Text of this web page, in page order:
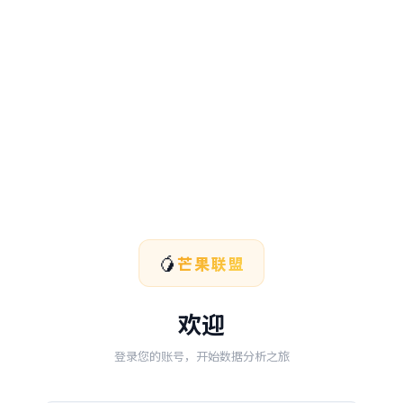
🥭芒果联盟
欢迎
登录您的账号，开始数据分析之旅